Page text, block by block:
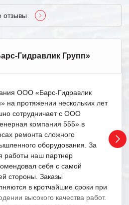
отзывы
Гидравлик Групп»
ООО «Барс-Гидравлик
на протяжении нескольких лет
сотрудничает с ООО
компания 555» в
ремонта сложного
оборудования. За
работы наш партнер
себя с самой
стороны. Заказы
в кротчайшие сроки при
высокого качества работ.